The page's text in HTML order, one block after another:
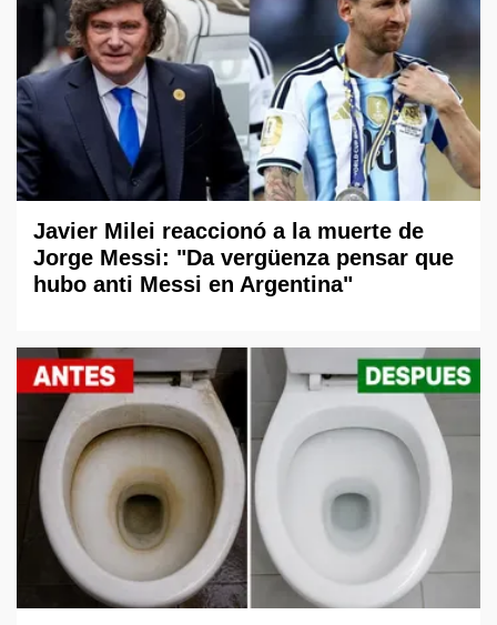
Javier Milei reaccionó a la muerte de
Jorge Messi: "Da vergüenza pensar que
hubo anti Messi en Argentina"